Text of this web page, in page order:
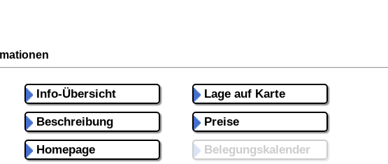
Info-Übersicht
Beschreibung
Homepage
Lage auf Karte
Preise
Belegungskalender